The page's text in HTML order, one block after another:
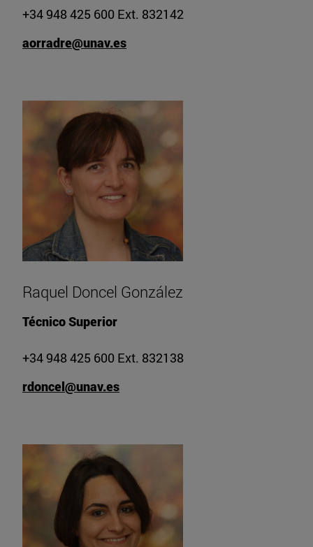
+34 948 425 600 Ext. 832142
aorradre@unav.es
Raquel Doncel González
Técnico Superior
+34 948 425 600 Ext. 832138
rdoncel@unav.es